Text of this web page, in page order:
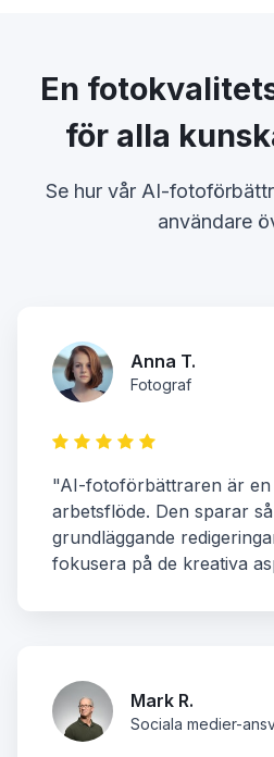
En
för alla
Se hur vår AI-
användare
Anna T.
Fotograf
"AI-fotoförbättraren är
arbetsflöde. Den sparar
grundläggande
fokusera på de kreativa
Mark R.
Sociala medier-